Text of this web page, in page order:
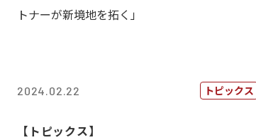
トナーが新境地を拓く」
2024.02.22 トピックス
【トピックス】